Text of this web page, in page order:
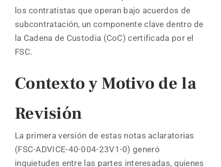
los contratistas que operan bajo acuerdos de
subcontratación, un componente clave dentro de
la Cadena de Custodia (CoC) certificada por el
FSC.
Contexto y Motivo de la
Revisión
La primera versión de estas notas aclaratorias
(FSC-ADVICE-40-004-23V1-0) generó
inquietudes entre las partes interesadas, quienes